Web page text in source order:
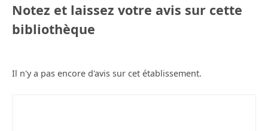
Notez et laissez votre avis sur cette
bibliothèque
Il n'y a pas encore d'avis sur cet établissement.